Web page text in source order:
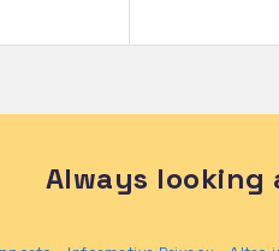
Always looking